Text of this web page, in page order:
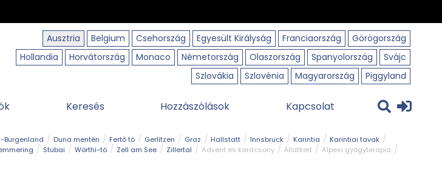
Ausztria
Belgium Csehország Egyesült Királyság Franciaország
Görögország
Hollandia
Horvátország Monaco Németország Olaszország Spanyolország
Svájc
Szlovákia
Szlovénia Magyarország Piggyland
Keresés Hozzászólások Kapcsolat
Burgenland Duna mentén Fertő tó Gerlitzen Graz Hallstatt Innsbruck Karintia
Karintiai tavak
Stubai Wörthi-tó Zell am See Zillertal Advent és karácsony Állatkert
Alpesi gyógyterápia